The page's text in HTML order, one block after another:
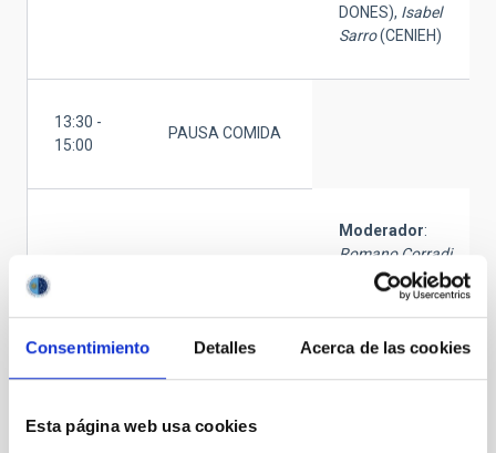
Consentimiento Detalles Acerca de las cookies
Esta página web usa cookies
DONES), Isabel
Sarro(CENIEH)
13:30 -
15:00
PAUSA COMIDA
15:00 –
16:15
Mesa 3: ICTS
sostenibles
Moderador:
Romano Corradi
(GTC)
Ponentes:Jesús
Caterina Biscari
(ALBA),Sergi